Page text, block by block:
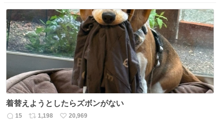
ト
数
ね
数
着替えようとしたらズボンがない
返
15
リ
1,198
い
20,969